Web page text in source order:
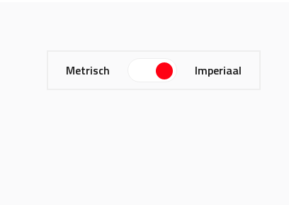
Metrisch Imperiaal